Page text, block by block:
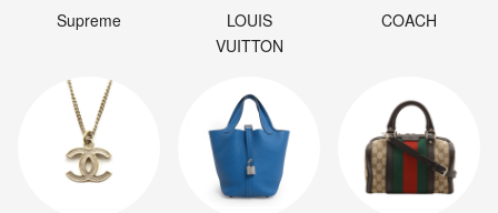
Supreme
LOUIS
VUITTON
COACH